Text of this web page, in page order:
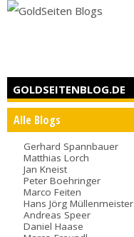
GOLDSEITENBLOG.DE
Alle Blogs
Gerhard Spannbauer
Matthias Lorch
Jan Kneist
Peter Boehringer
Marco Feiten
Hans Jörg Müllenmeister
Andreas Speer
Daniel Haase